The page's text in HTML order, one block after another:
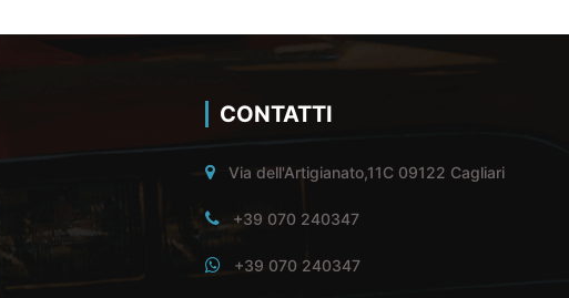
CONTATTI
Via dell'Artigianato,11C 09122 Cagliari
+39 070 240347
+39 070 240347